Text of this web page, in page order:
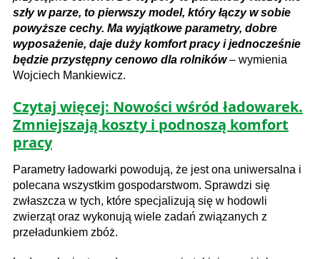
szły w parze, to pierwszy model, który łączy w sobie
powyższe cechy. Ma wyjątkowe parametry, dobre
wyposażenie, daje duży komfort pracy i jednocześnie
będzie przystępny cenowo dla rolników– wymienia
Wojciech Mankiewicz.
Czytaj więcej: Nowości wśród ładowarek.
Zmniejszają koszty i podnoszą komfort
pracy
Parametry ładowarki powodują, że jest ona uniwersalna i
polecana wszystkim gospodarstwom. Sprawdzi się
zwłaszcza w tych, które specjalizują się w hodowli
zwierząt oraz wykonują wiele zadań związanych z
przeładunkiem zbóż.